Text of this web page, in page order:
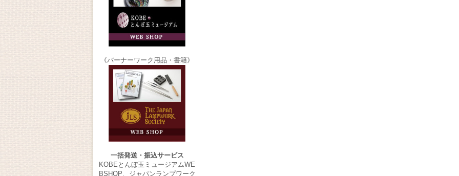
《バーナーワーク用品・書籍》
一括発送・振込サービス
KOBEとんぼ玉ミュージアムWE
BSHOP、ジャパンランプワーク